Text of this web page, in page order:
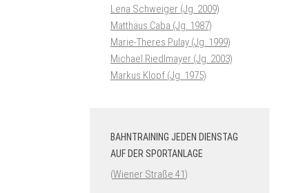
Lena Schweiger (Jg. 2009)
Matthäus Caba (Jg. 1987)
Marie-Theres Pulay (Jg. 1999)
Michael Riedlmayer (Jg. 2003)
Markus Klopf (Jg. 1975)
BAHNTRAINING JEDEN DIENSTAG
AUF DER SPORTANLAGE
(Wiener Straße 41)